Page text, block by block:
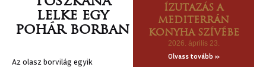
lelke egy
pohár borban
Az olasz borvilág egyik
ÍZUTAZÁS A
MEDITERRÁN
KONYHA SZÍVÉBE
2026. április 23.
Olvass tovább »